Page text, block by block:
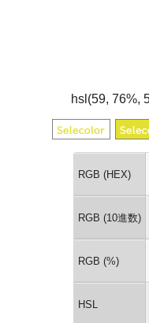
hsl(59, 76%,
RGB (HEX)
RGB (10進数)
RGB (%)
HSL